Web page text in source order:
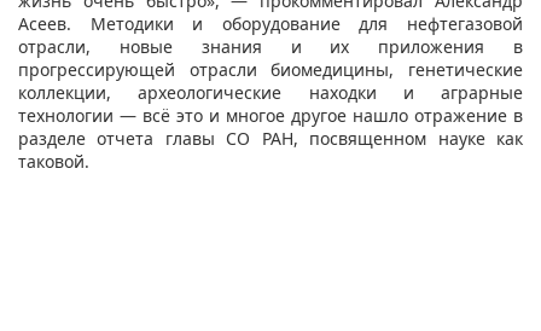
Асеев. Методики и оборудование для нефтегазовой
отрасли, новые знания и их приложения в
прогрессирующей отрасли биомедицины, генетические
коллекции, археологические находки и аграрные
технологии ― всё это и многое другое нашло отражение в
разделе отчета главы СО РАН, посвященном науке как
таковой.